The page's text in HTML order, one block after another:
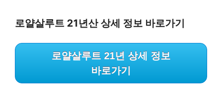
로얄살루트 21년산 상세 정보 바로가기
로얄살루트 21년 상세 정보
바로가기